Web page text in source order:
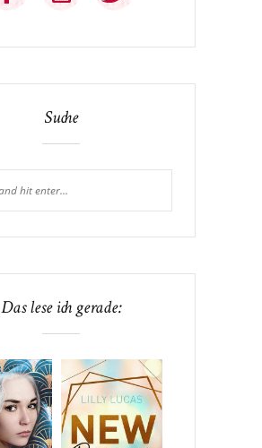
Suche
Das lese ich gerade: